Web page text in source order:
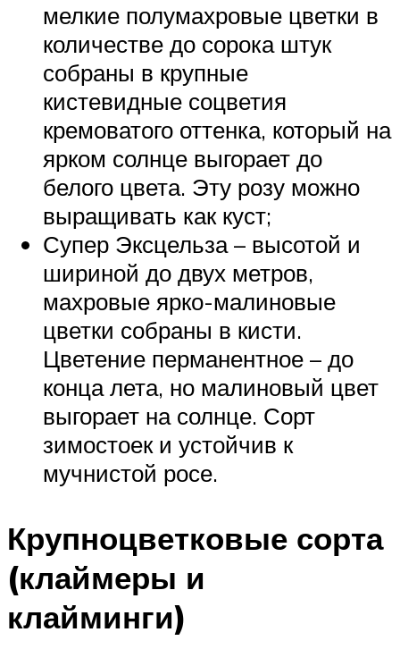
мелкие полумахровые цветки в
количестве до сорока штук
собраны в крупные
кистевидные соцветия
кремоватого оттенка, который на
ярком солнце выгорает до
белого цвета. Эту розу можно
выращивать как куст;
Супер Эксцельза – высотой и
шириной до двух метров,
махровые ярко-малиновые
цветки собраны в кисти.
Цветение перманентное – до
конца лета, но малиновый цвет
выгорает на солнце. Сорт
зимостоек и устойчив к
мучнистой росе.
Крупноцветковые сорта
(клаймеры и
клайминги)